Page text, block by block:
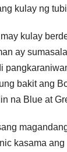
kulay ng
kulay
ay
bakit ang
na Blue at
kasama